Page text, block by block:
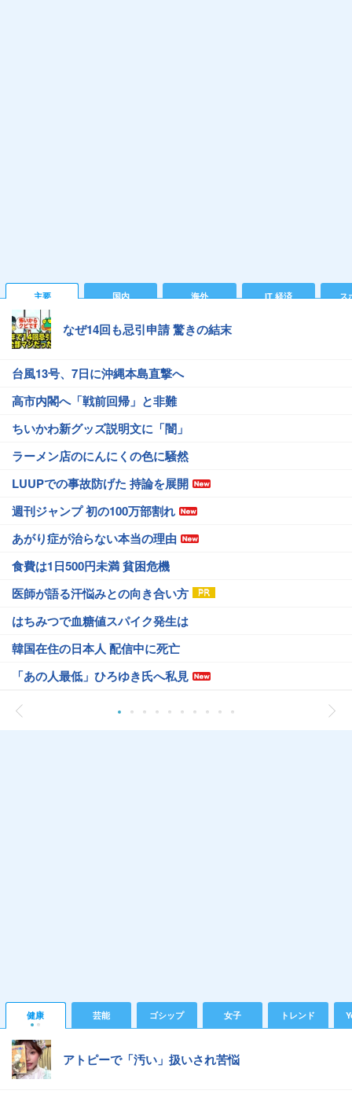
主要 国内 海外 IT 経済 ス
なぜ14回も忌引申請 驚きの結末
台風13号、7日に沖縄本島直撃へ
高市内閣へ「戦前回帰」と非難
ちいかわ新グッズ説明文に「闇」
ラーメン店のにんにくの色に騒然
LUUPでの事故防げた 持論を展開
週刊ジャンプ 初の100万部割れ
あがり症が治らない本当の理由
食費は1日500円未満 貧困危機
医師が語る汗悩みとの向き合い方
はちみつで血糖値スパイク発生は
韓国在住の日本人 配信中に死亡
「あの人最低」ひろゆき氏へ私見
健康 芸能 ゴシップ 女子 トレンド
アトピーで「汚い」扱いされ苦悩